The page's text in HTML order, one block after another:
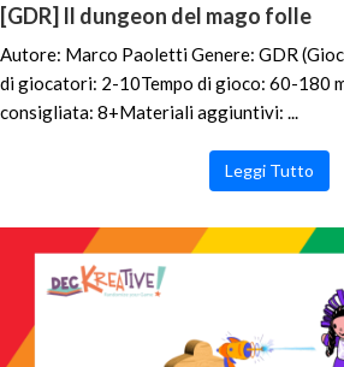
[GDR] Il dungeon del mago folle
Autore: Marco Paoletti Genere: GDR
di giocatori: 2-10Tempo di gioco: 60-180
consigliata: 8+Materiali aggiuntivi: ...
Leggi Tutto